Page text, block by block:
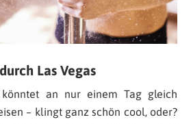
Las Vegas
an nur einem Tag gleich
– klingt ganz schön cool, oder?